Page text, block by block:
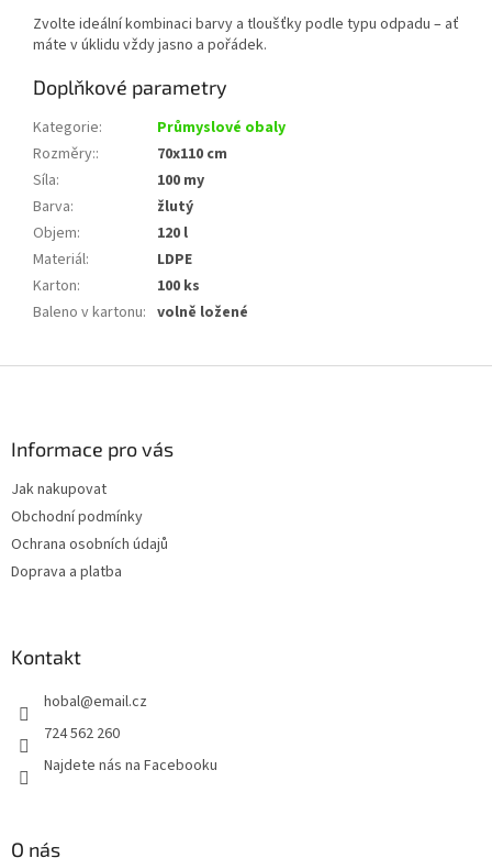
Zvolte ideální kombinaci barvy a tloušťky podle typu odpadu – ať
máte v úklidu vždy jasno a pořádek.
Doplňkové parametry
Kategorie:
Průmyslové obaly
Rozměry::
70x110 cm
Síla:
100 my
Barva:
žlutý
Objem:
120 l
Materiál:
LDPE
Karton:
100 ks
Baleno v kartonu: volně ložené
Informace pro vás
Jak nakupovat
Obchodní podmínky
Ochrana osobních údajů
Doprava a platba
Kontakt
hobal@email.cz
724 562 260
Najdete nás na Facebooku
O nás